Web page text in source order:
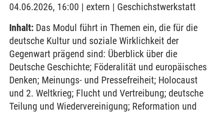
04.06.2026, 16:00 | extern | Geschichstwerkstatt
Inhalt: Das Modul führt in Themen ein, die für die
deutsche Kultur und soziale Wirklichkeit der
Gegenwart prägend sind: Überblick über die
Deutsche Geschichte; Föderalität und europäisches
Denken; Meinungs- und Pressefreiheit; Holocaust
und 2. Weltkrieg; Flucht und Vertreibung; deutsche
Teilung und Wiedervereinigung; Reformation und